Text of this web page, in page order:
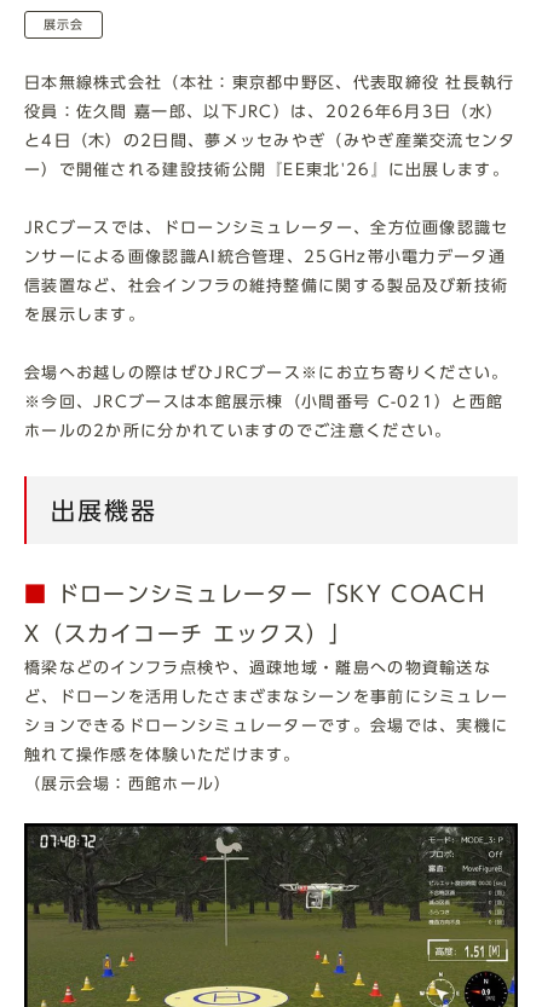
展示会
日本無線株式会社（本社：東京都中野区、代表取締役 社長執行
役員：佐久間 嘉一郎、以下JRC）は、2026年6月3日（水）
と4日（木）の2日間、夢メッセみやぎ（みやぎ産業交流センタ
ー）で開催される建設技術公開『EE東北'26』に出展します。
JRCブースでは、ドローンシミュレーター、全方位画像認識セ
ンサーによる画像認識AI統合管理、25GHz帯小電力データ通
信装置など、社会インフラの維持整備に関する製品及び新技術
を展示します。
会場へお越しの際はぜひJRCブース※にお立ち寄りください。
※今回、JRCブースは本館展示棟（小間番号 C-021）と西館
ホールの2か所に分かれていますのでご注意ください。
出展機器
ドローンシミュレーター「SKY COACH
X（スカイコーチ エックス）」
橋梁などのインフラ点検や、過疎地域・離島への物資輸送な
ど、ドローンを活用したさまざまなシーンを事前にシミュレー
ションできるドローンシミュレーターです。会場では、実機に
触れて操作感を体験いただけます。
（展示会場：西館ホール）